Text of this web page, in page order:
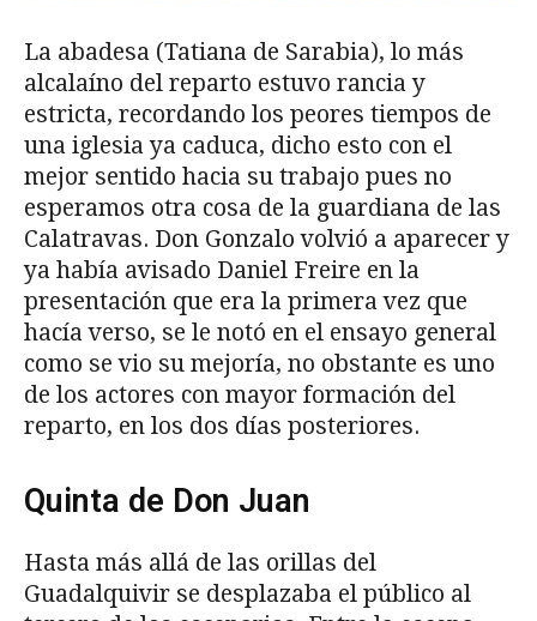
La abadesa (Tatiana de Sarabia), lo más
alcalaíno del reparto estuvo rancia y
estricta, recordando los peores tiempos de
una iglesia ya caduca, dicho esto con el
mejor sentido hacia su trabajo pues no
esperamos otra cosa de la guardiana de las
Calatravas. Don Gonzalo volvió a aparecer y
ya había avisado Daniel Freire en la
presentación que era la primera vez que
hacía verso, se le notó en el ensayo general
como se vio su mejoría, no obstante es uno
de los actores con mayor formación del
reparto, en los dos días posteriores.
Quinta de Don Juan
Hasta más allá de las orillas del
Guadalquivir se desplazaba el público al